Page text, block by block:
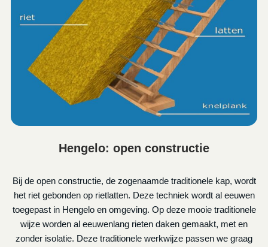
Hengelo: open constructie
Bij de open constructie, de zogenaamde traditionele kap, wordt
het riet gebonden op rietlatten. Deze techniek wordt al eeuwen
toegepast in Hengelo en omgeving. Op deze mooie traditionele
wijze worden al eeuwenlang rieten daken gemaakt, met en
zonder isolatie. Deze traditionele werkwijze passen we graag